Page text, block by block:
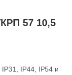
57 10,5
IP44, IP54 и